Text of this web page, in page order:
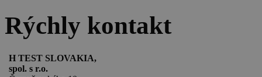
Rýchly kontakt
H TEST SLOVAKIA,
spol. s r.o.